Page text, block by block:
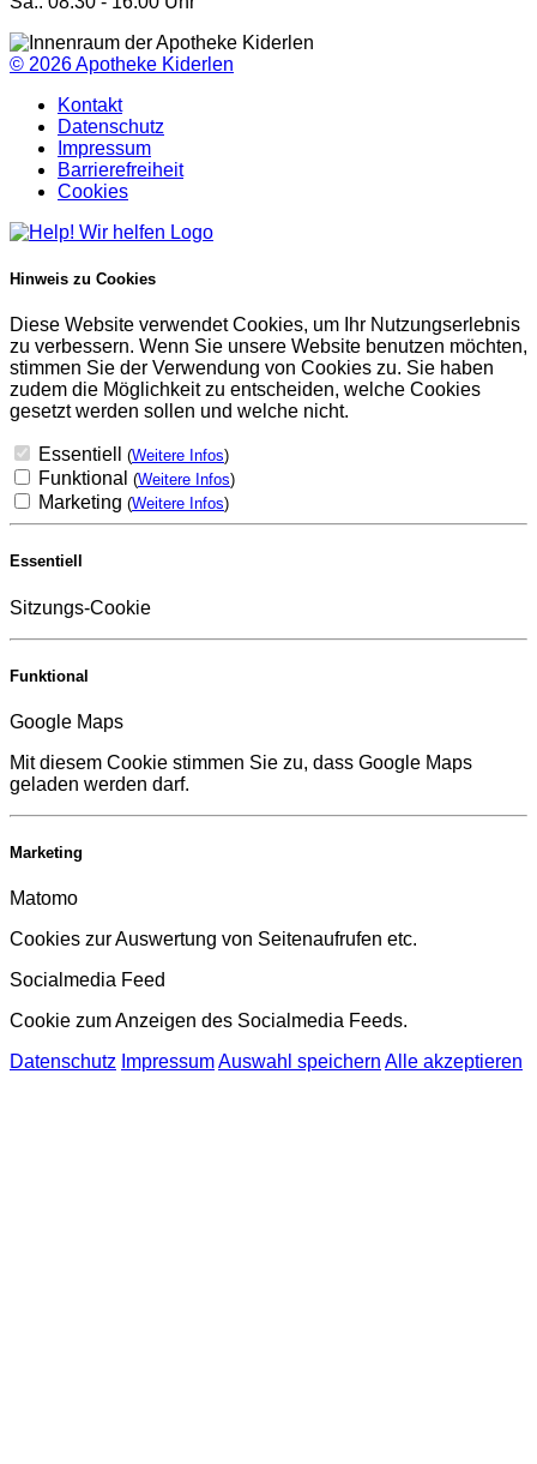
© 2026Apotheke Kiderlen
Kontakt
Datenschutz
Impressum
Barrierefreiheit
Cookies
Hinweis zu Cookies
Diese Website verwendet Cookies, um Ihr Nutzungserlebnis
zu verbessern. Wenn Sie unsere Website benutzen möchten,
stimmen Sie der Verwendung von Cookies zu. Sie haben
zudem die Möglichkeit zu entscheiden, welche Cookies
gesetzt werden sollen und welche nicht.
Essentiell (Weitere Infos)
Funktional (Weitere Infos)
Marketing (Weitere Infos)
Essentiell
Sitzungs-Cookie
Funktional
Google Maps
Mit diesem Cookie stimmen Sie zu, dass Google Maps
geladen werden darf.
Marketing
Matomo
Cookies zur Auswertung von Seitenaufrufen etc.
Socialmedia Feed
Cookie zum Anzeigen des Socialmedia Feeds.
Datenschutz ImpressumAuswahl speichern Alle akzeptieren